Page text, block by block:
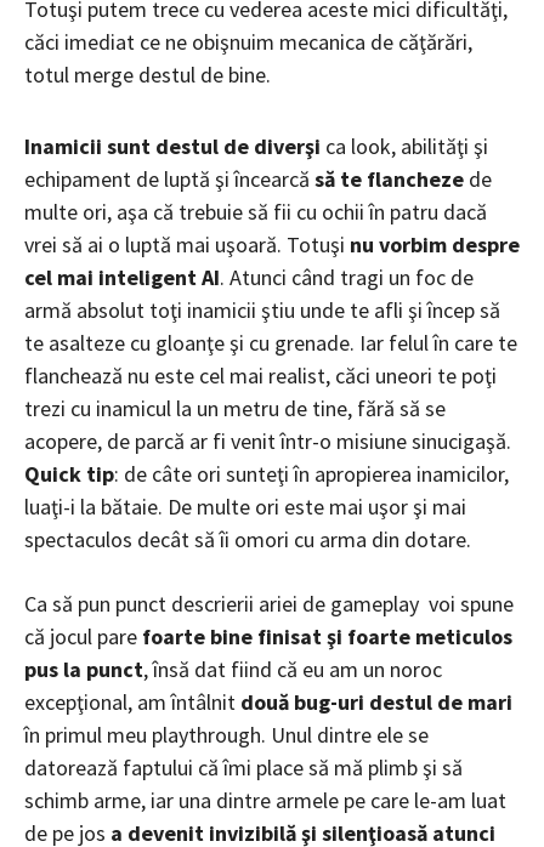
Totuşi putem trece cu vederea aceste mici dificultăţi,
căci imediat ce ne obişnuim mecanica de căţărări,
totul merge destul de bine.
Inamicii sunt destul de diverşi ca look, abilităţi şi
echipament de luptă şi încearcă să te flancheze de
multe ori, aşa că trebuie să fii cu ochii în patru dacă
vrei să ai o luptă mai uşoară. Totuşi nu vorbim despre
cel mai inteligent AI. Atunci când tragi un foc de
armă absolut toţi inamicii ştiu unde te afli şi încep să
te asalteze cu gloanţe şi cu grenade. Iar felul în care te
flanchează nu este cel mai realist, căci uneori te poţi
trezi cu inamicul la un metru de tine, fără să se
acopere, de parcă ar fi venit într-o misiune sinucigaşă.
Quick tip: de câte ori sunteţi în apropierea inamicilor,
luaţi-i la bătaie. De multe ori este mai uşor şi mai
spectaculos decât să îi omori cu arma din dotare.
Ca să pun punct descrierii ariei de gameplay voi spune
că jocul pare foarte bine finisat şi foarte meticulos
pus la punct, însă dat fiind că eu am un noroc
excepţional, am întâlnit două bug-uri destul de mari
în primul meu playthrough. Unul dintre ele se
datorează faptului că îmi place să mă plimb şi să
schimb arme, iar una dintre armele pe care le-am luat
de pe jos a devenit invizibilă şi silenţioasă atunci